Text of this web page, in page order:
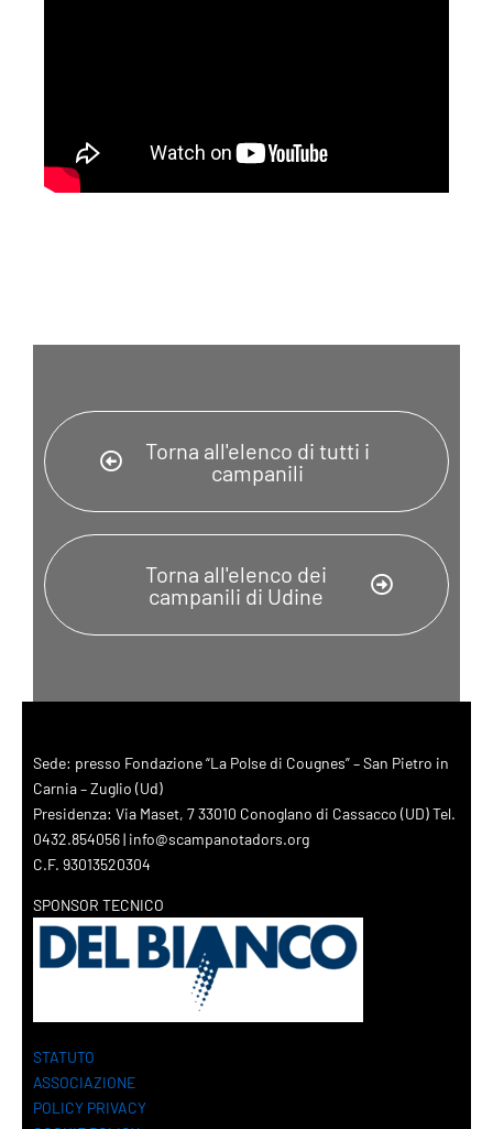
Torna all'elenco di tutti i
campanili
Torna all'elenco dei
campanili di Udine
Sede: presso Fondazione “La Polse di Cougnes” – San Pietro in
Carnia – Zuglio (Ud)
Presidenza: Via Maset, 7 33010 Conoglano di Cassacco (UD) Tel.
0432.854056 | info@scampanotadors.org
C.F. 93013520304
SPONSOR TECNICO
STATUTO
ASSOCIAZIONE
POLICY PRIVACY